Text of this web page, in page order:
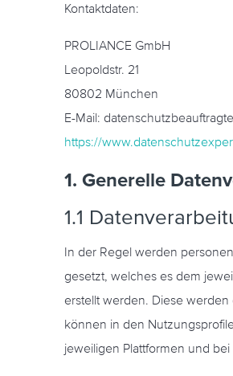
Kontaktdaten:
PROLIANCE GmbH
Leopoldstr. 21
80802 München
E-Mail:
https://
1. Generelle
1.1
In der Regel werden
gesetzt, welches es dem
erstellt werden. Diese
können in den
jeweiligen Plattformen und